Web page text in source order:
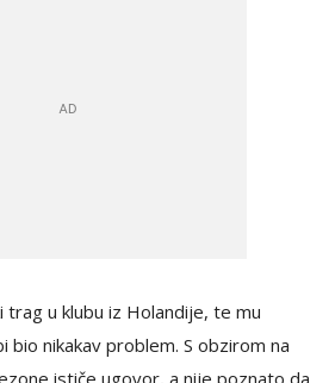
trag u klubu iz Holandije, te mu
bio nikakav problem. S obzirom na